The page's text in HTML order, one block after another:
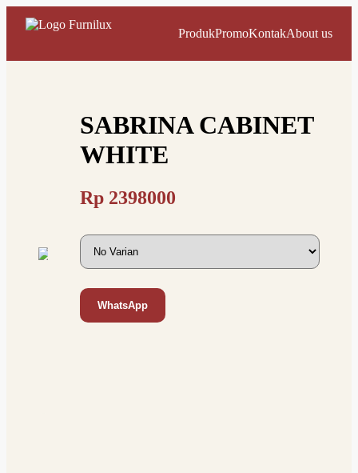
ProdukPromoKontakAbout us
SABRINA CABINET
WHITE
Rp 2398000
WhatsApp